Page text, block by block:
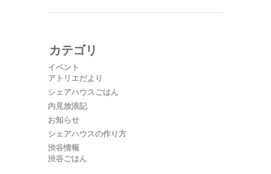
カテゴリ
イベント
アトリエだより
シェアハウスごはん
内見放浪記
お知らせ
シェアハウスの作り方
渋谷情報
渋谷ごはん